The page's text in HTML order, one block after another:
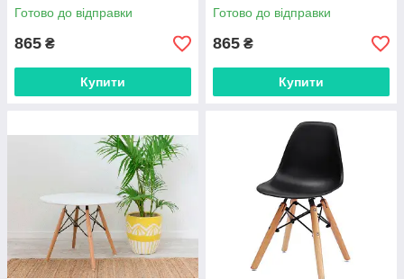
Готово до відправки
865 ₴
Купити
Готово до відправки
865 ₴
Купити